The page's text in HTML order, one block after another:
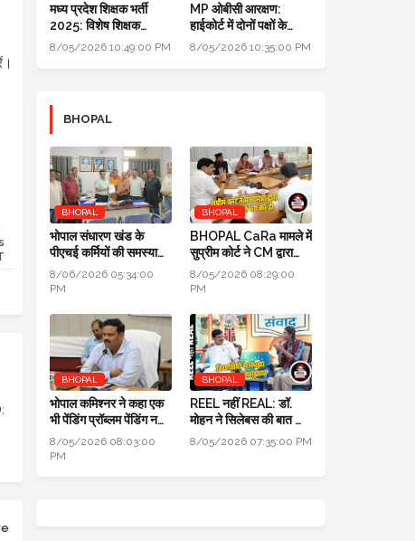
मध्य प्रदेश शिक्षक भर्ती
2025: विशेष शिक्षक
पात्रता विवाद पहुँचा हाई
8/05/2026 10:49:00 PM
MP ओबीसी आरक्षण:
हाईकोर्ट में दोनों पक्षों के
वकीलों ने क्या तर्क दिए, पढ़िए
8/05/2026 10:35:00 PM
BHOPAL
BHOPAL
भोपाल संधारण खंड के
पीएचई कर्मियों की समस्याओं
का जल्द होगा निराकरण:
सुनील चतुर्वेदी SE-PHE
8/06/2026 05:34:00
PM
BHOPAL
BHOPAL CaRa मामले में
सुप्रीम कोर्ट ने CM द्वारा
बनाई समिति भंग कर दी,
BMC को फ्री हैंड
8/05/2026 08:29:00
PM
BHOPAL
भोपाल कमिश्नर ने कहा एक
भी पेंडिंग प्रॉब्लम पेंडिंग नहीं
होनी चाहिए, सबको सॉल्व
करो
8/05/2026 08:03:00
PM
BHOPAL
REEL नहीं REAL: डॉ.
मोहन ने सिलेबस की बात की,
विद्यार्थियों से समझा और
8/05/2026 07:35:00 PM